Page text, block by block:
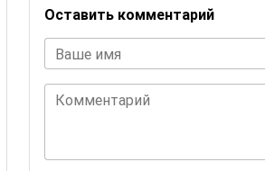
Оставить комментарий
Ваше имя
Комментарий